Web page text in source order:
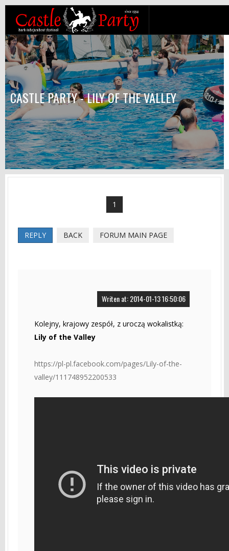
CASTLE PARTY - LILY OF THE VALLEY
1
REPLY BACK FORUM MAIN PAGE
Writen at: 2014-01-13 16:50:06
Kolejny, krajowy zespół, z uroczą wokalistką:
Lily of the Valley
https://pl-pl.facebook.com/pages/Lily-of-the-
valley/111748952200533